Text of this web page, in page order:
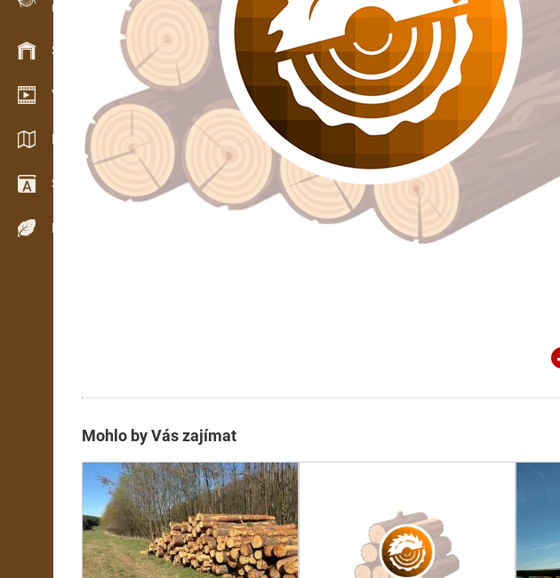
Evidence dřeva v terénu
Skladové hospodářství
Video showroom
Katalogy / Brožury
Slovník
Dřeviny
Mohlo by Vás zajímat